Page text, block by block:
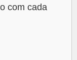
com cada